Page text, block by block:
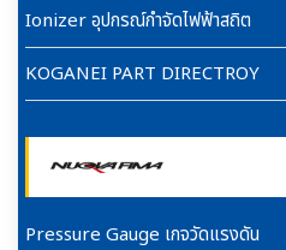
Ionizer อุปกรณ์กำจัดไฟฟ้าสถิต
KOGANEI PART DIRECTROY
Pressure Gauge เกจวัดแรงดัน